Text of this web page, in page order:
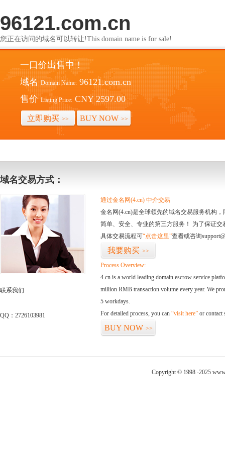
96121.com.cn
您正在访问的域名可以转让!This domain name is for sale!
一口价出售中！
域名 Domain Name: 96121.com.cn
售价 Listing Price: CNY 2597.00
立即购买 >> BUY NOW >>
域名交易方式：
联系我们
QQ：2726103981
通过金名网(4.cn) 中介交易
金名网(4.cn)是全球领先的域名交易服务机构
简单、安全、专业的第三方服务！ 为了保证
具体交易流程可“点击这里”查看或咨询
我要购买 >>
Process Overview:
4.cn is a world leading domain escrow service
million RMB transaction volume every year. We
5 workdays.
For detailed process, you can “visit here” or contact
BUY NOW >>
Copyright © 1998 -2025